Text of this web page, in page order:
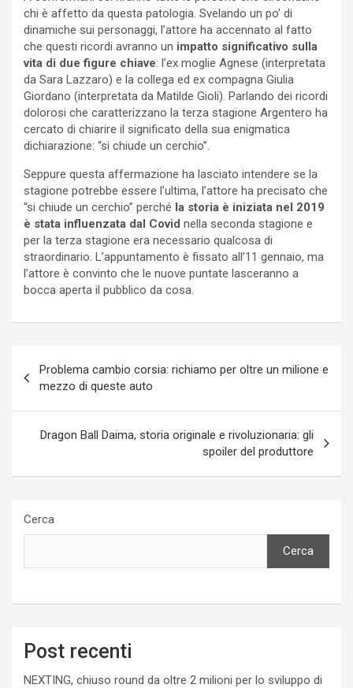
chi è affetto da questa patologia. Svelando un po’ di
dinamiche sui personaggi, l’attore ha accennato al fatto
che questi ricordi avranno un impatto significativo sulla
vita di due figure chiave: l’ex moglie Agnese (interpretata
da Sara Lazzaro) e la collega ed ex compagna Giulia
Giordano (interpretata da Matilde Gioli). Parlando dei ricordi
dolorosi che caratterizzano la terza stagione Argentero ha
cercato di chiarire il significato della sua enigmatica
dichiarazione: “si chiude un cerchio”.
Seppure questa affermazione ha lasciato intendere se la
stagione potrebbe essere l’ultima, l’attore ha precisato che
“si chiude un cerchio” perché la storia è iniziata nel 2019
è stata influenzata dal Covid nella seconda stagione e
per la terza stagione era necessario qualcosa di
straordinario. L’appuntamento è fissato all’11 gennaio, ma
l’attore è convinto che le nuove puntate lasceranno a
bocca aperta il pubblico da cosa.
articoli
Problema cambio corsia: richiamo per oltre un milione e
mezzo di queste auto
Dragon Ball Daima, storia originale e rivoluzionaria: gli
spoiler del produttore
Cerca
Cerca
Post recenti
NEXTING, chiuso round da oltre 2 milioni per lo sviluppo di